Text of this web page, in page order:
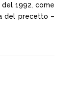
del 1992, come
del precetto –